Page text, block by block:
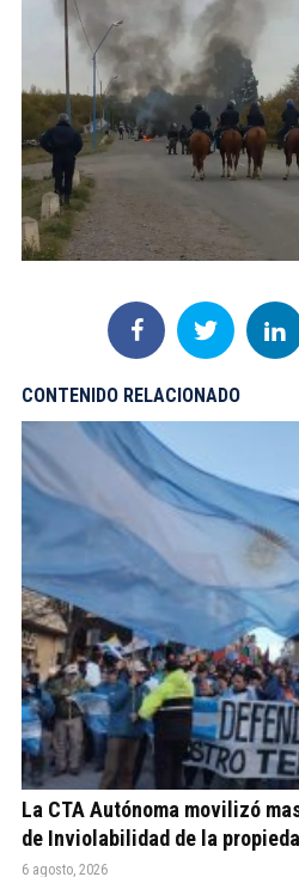
CONTENIDO RELACIONADO
La CTA Autónoma movilizó
de Inviolabilidad de la
6 agosto, 2026